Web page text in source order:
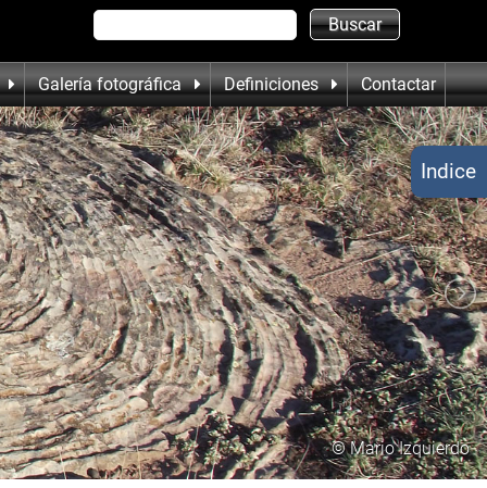
Galería fotográfica Definiciones Contactar
© Mario Izquierdo
Indice